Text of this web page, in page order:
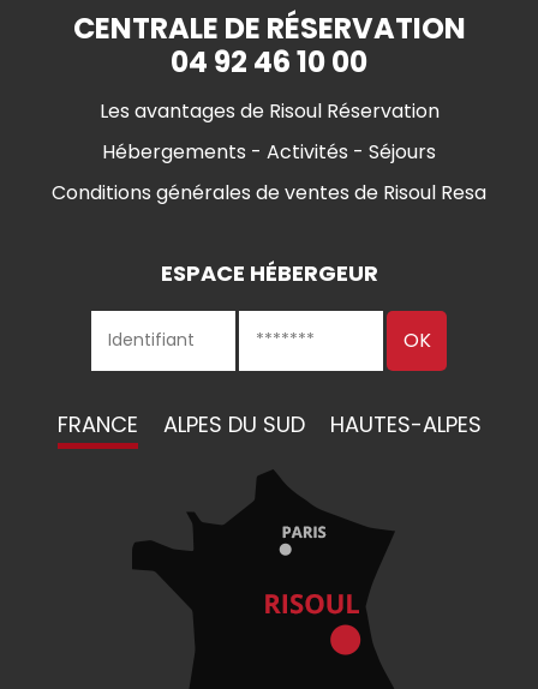
CENTRALE DE RÉSERVATION
04 92 46 10 00
Les avantages de Risoul Réservation
Hébergements - Activités - Séjours
Conditions générales de ventes de Risoul Resa
ESPACE HÉBERGEUR
FRANCE ALPES DU SUD HAUTES-ALPES